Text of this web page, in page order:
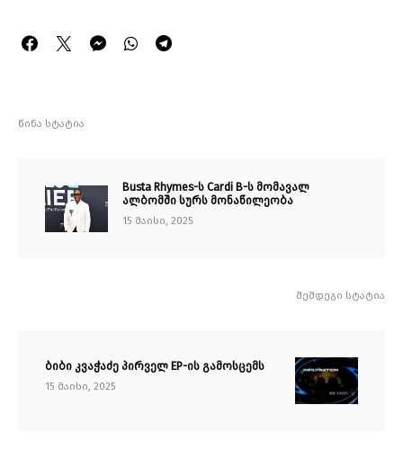
წინა სტატია
Busta Rhymes-ს Cardi B-ს მომავალ
ალბომში სურს მონაწილეობა
15 მაისი, 2025
შემდეგი სტატია
ბიბი კვაჭაძე პირველ EP-ის გამოსცემს
15 მაისი, 2025